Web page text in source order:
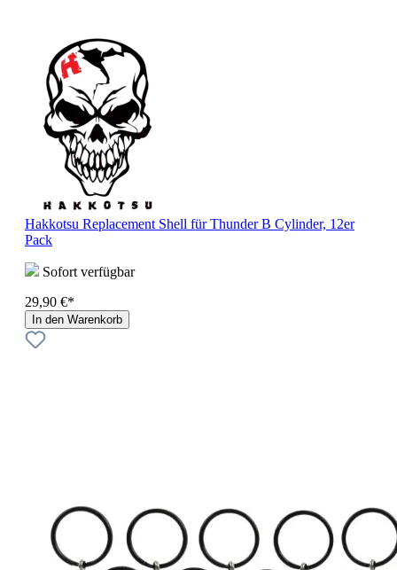
Hakkotsu Replacement Shell für Thunder B Cylinder, 12er
Pack
Sofort verfügbar
29,90 €*
In den Warenkorb